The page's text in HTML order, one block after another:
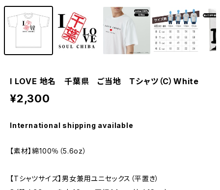
I LOVE 地名 千葉県 ご当地 Tシャツ（C）White
¥2,300
International shipping available
【素材】綿100％（5.6oz）
【Tシャツサイズ】男女兼用ユニセックス（平置き）